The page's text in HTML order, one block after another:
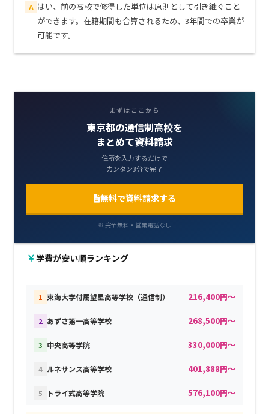
A はい、前の高校で修得した単位は原則として引き継ぐこと
ができます。在籍期間も合算されるため、3年間での卒業が
可能です。
まずはここから
東京都の通信制高校を
まとめて資料請求
住所を入力するだけで
カンタン3分で完了
無料で資料請求する
※ 完全無料・営業電話なし
学費が安い順ランキング
1 東海大学付属望星高等学校（通信制） 216,400円～
2 あずさ第一高等学校 268,500円～
3 中央高等学院 330,000円～
4 ルネサンス高等学校 401,888円～
5 トライ式高等学院 576,100円～